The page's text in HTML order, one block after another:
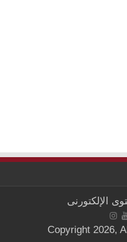
الإلكتورنى